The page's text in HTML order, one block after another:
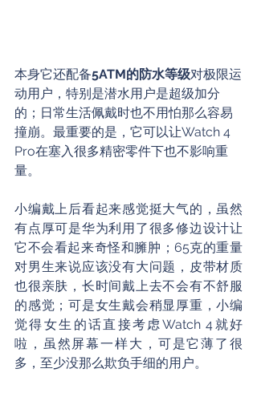
本身它还配备5ATM的防水等级对极限运
动用户，特别是潜水用户是超级加分
的；日常生活佩戴时也不用怕那么容易
撞崩。最重要的是，它可以让Watch 4
Pro在塞入很多精密零件下也不影响重
量。
小编戴上后看起来感觉挺大气的，虽然
有点厚可是华为利用了很多修边设计让
它不会看起来奇怪和臃肿；65克的重量
对男生来说应该没有大问题，皮带材质
也很亲肤，长时间戴上去不会有不舒服
的感觉；可是女生戴会稍显厚重，小编
觉得女生的话直接考虑Watch 4就好
啦，虽然屏幕一样大，可是它薄了很
多，至少没那么欺负手细的用户。